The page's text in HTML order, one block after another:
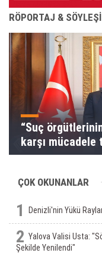
RÖPORTAJ & SÖYLEŞİ
“Suç
karşı mücadele
ÇOK OKUNANLAR
1 Denizli'nin Yükü
2 Yalova Valisi Usta:
Şekilde Yenilendi"